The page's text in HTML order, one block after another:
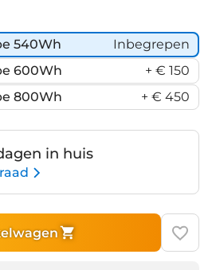
540Wh
Inbegrepen
600Wh
+ € 150
800Wh
+ € 450
in huis